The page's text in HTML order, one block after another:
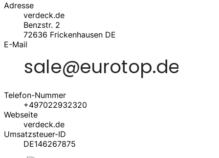
Adresse
verdeck.de
Benzstr. 2
72636 Frickenhausen DE
E-Mail
Telefon-Nummer
+497022932320
Webseite
verdeck.de
Umsatzsteuer-ID
DE146267875